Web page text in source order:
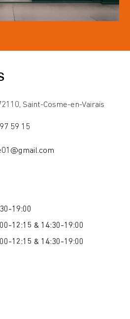
Saint-Cosme-en-Vairais
59 15
19:00
12:15 & 14:30-19:00
12:15 & 14:30-19:00